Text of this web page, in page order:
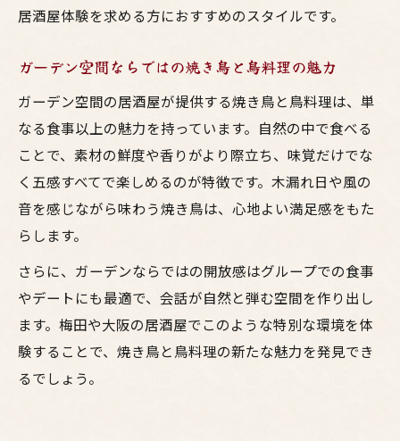
居酒屋体験を求める方におすすめのスタイルです。
ガーデン空間ならではの焼き鳥と鳥料理の魅力
ガーデン空間の居酒屋が提供する焼き鳥と鳥料理は、単
なる食事以上の魅力を持っています。自然の中で食べる
ことで、素材の鮮度や香りがより際立ち、味覚だけでな
く五感すべてで楽しめるのが特徴です。木漏れ日や風の
音を感じながら味わう焼き鳥は、心地よい満足感をもた
らします。
さらに、ガーデンならではの開放感はグループでの食事
やデートにも最適で、会話が自然と弾む空間を作り出し
ます。梅田や大阪の居酒屋でこのような特別な環境を体
験することで、焼き鳥と鳥料理の新たな魅力を発見でき
るでしょう。